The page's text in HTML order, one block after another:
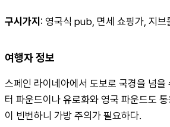
구시가지 : 영국식 pub, 면세 쇼핑가, 지브
여행자 정보
스페인 라이네아에서 도보로 국경을 넘
터 파운드이나 유로화와 영국 파운드도
이 빈번하니 가방 주의가 필요하다.